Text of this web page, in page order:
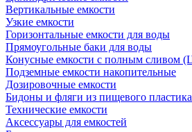
Вертикальные емкости
Узкие емкости
Горизонтальные емкости для воды
Прямоугольные баки для воды
Конусные емкости с полным сливом
Подземные емкости накопительные
Дозировочные емкости
Бидоны и фляги из пищевого
Технические емкости
Аксессуары для емкостей